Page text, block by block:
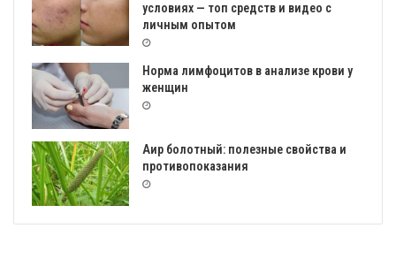
условиях — топ средств и видео с
личным опытом
Норма лимфоцитов в анализе крови у
женщин
Аир болотный: полезные свойства и
противопоказания